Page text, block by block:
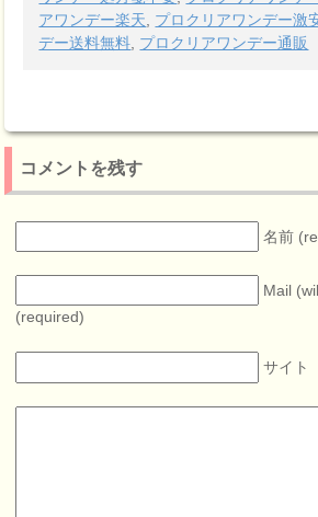
アワンデー楽天
プロクリアワンデー激
デー送料無料 プロクリアワンデー通販
コメントを残す
名前
Mail
(required)
サイト